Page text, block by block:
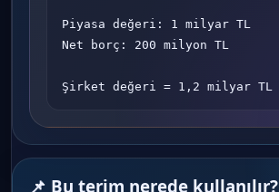
Piyasa değeri: 1 milyar TL
Net borç: 200 milyon TL
Şirket değeri = 1,2 milyar TL
📌 Bu terim nerede kullanılır?